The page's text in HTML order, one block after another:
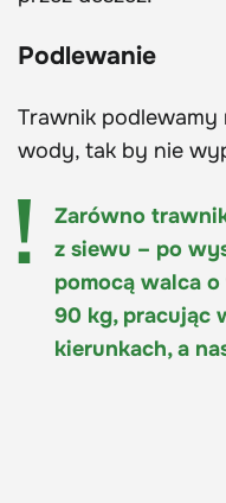
Podlewanie
Trawnik podlewamy
wody, tak by nie
Zarówno
z siewu – po
pomocą walca
90 kg, pracując
kierunkach, a